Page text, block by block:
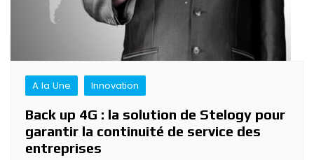
A la Une Innovation
Back up 4G : la solution de Stelogy pour
garantir la continuité de service des
entreprises